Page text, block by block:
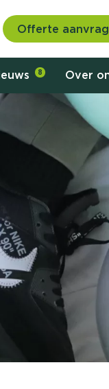
Offerte
communicatie en
de barrières
hoe?
8 Over